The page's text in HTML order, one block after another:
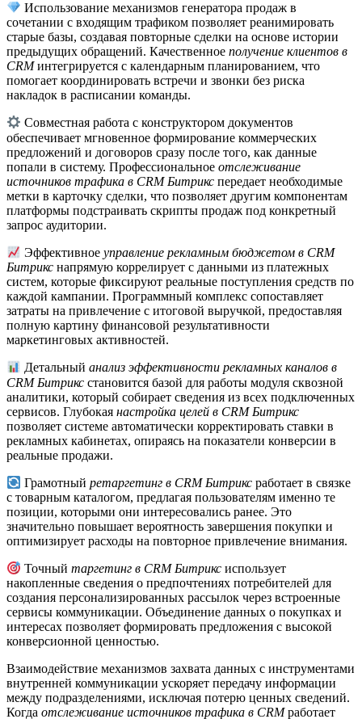
Использование механизмов генератора продаж в
сочетании с входящим трафиком позволяет реанимировать
старые базы, создавая повторные сделки на основе истории
предыдущих обращений. Качественное получение клиентов в
CRMинтегрируется с календарным планированием, что
помогает координировать встречи и звонки без риска
накладок в расписании команды.
Совместная работа с конструктором документов
обеспечивает мгновенное формирование коммерческих
предложений и договоров сразу после того, как данные
попали в систему. Профессиональное отслеживание
источников трафика в CRM Битрикс передает необходимые
метки в карточку сделки, что позволяет другим компонентам
платформы подстраивать скрипты продаж под конкретный
запрос аудитории.
Эффективноеуправление рекламным бюджетом в CRM
Битрикс напрямую коррелирует с данными из платежных
систем, которые фиксируют реальные поступления средств по
каждой кампании. Программный комплекс сопоставляет
затраты на привлечение с итоговой выручкой, предоставляя
полную картину финансовой результативности
маркетинговых активностей.
Детальныйанализ эффективности рекламных каналов в
CRM Битрикс становится базой для работы модуля сквозной
аналитики, который собирает сведения из всех подключенных
сервисов. Глубокая настройка целей в CRM Битрикс
позволяет системе автоматически корректировать ставки в
рекламных кабинетах, опираясь на показатели конверсии в
реальные продажи.
Грамотныйретаргетинг в CRM Битрикс работает в связке
с товарным каталогом, предлагая пользователям именно те
позиции, которыми они интересовались ранее. Это
значительно повышает вероятность завершения покупки и
оптимизирует расходы на повторное привлечение внимания.
Точныйтаргетинг в CRM Битрикс использует
накопленные сведения о предпочтениях потребителей для
создания персонализированных рассылок через встроенные
сервисы коммуникации. Объединение данных о покупках и
интересах позволяет формировать предложения с высокой
конверсионной ценностью.
Взаимодействие механизмов захвата данных с инструментами
внутренней коммуникации ускоряет передачу информации
между подразделениями, исключая потерю ценных сведений.
Когда отслеживание источников трафика в CRMработает